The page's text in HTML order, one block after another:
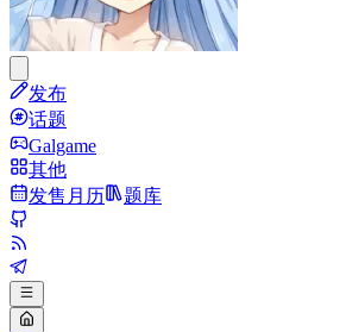
发布
话题
Galgame
其他
发售月历
题库